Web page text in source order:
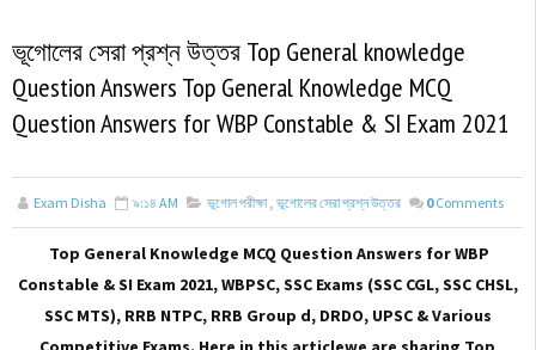
ভূগোলের সেরা প্রশ্ন উত্তর Top General knowledge
Question Answers Top General Knowledge MCQ
Question Answers for WBP Constable & SI Exam 2021
Exam Disha ৯:১৪ AM ভূগোল পরীক্ষা , ভূগোলের সেরা প্রশ্ন উত্তর 0 Comments
Top General Knowledge MCQ Question Answers for WBP
Constable & SI Exam 2021, WBPSC, SSC Exams (SSC CGL, SSC CHSL,
SSC MTS), RRB NTPC, RRB Group d, DRDO, UPSC & Various